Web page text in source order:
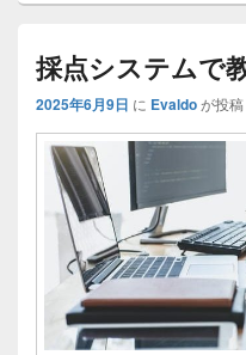
採点システムで
2025年6月9日 に Evaldoが投稿